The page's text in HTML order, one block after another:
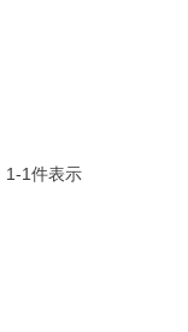
1-1件表示